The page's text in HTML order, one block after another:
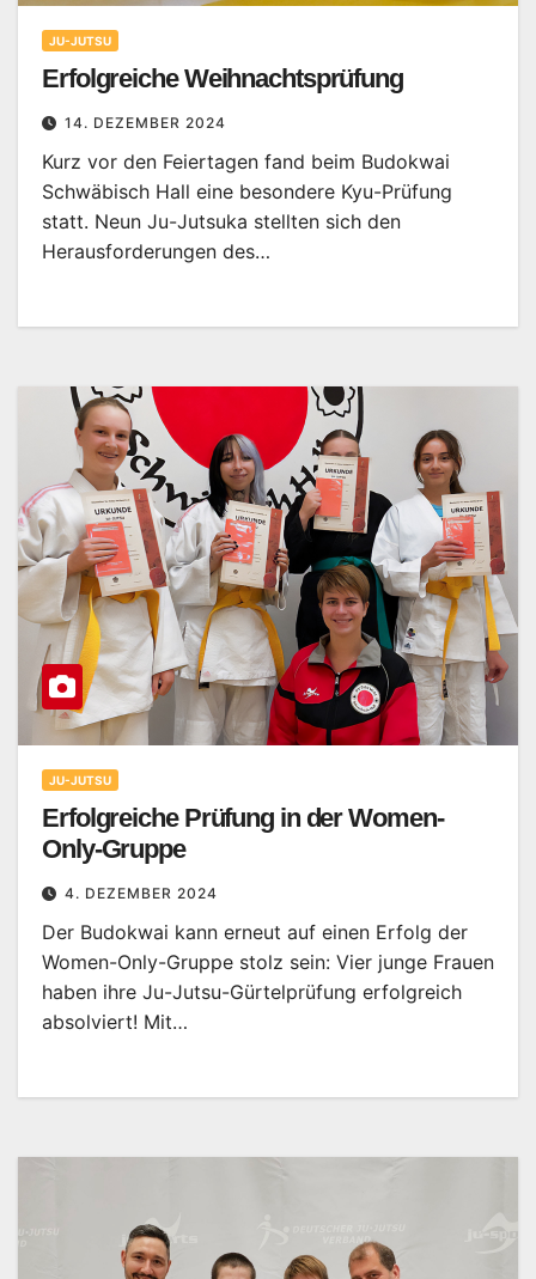
JU-JUTSU
Erfolgreiche Weihnachtsprüfung
14. DEZEMBER 2024
Kurz vor den Feiertagen fand beim Budokwai
Schwäbisch Hall eine besondere Kyu-Prüfung
statt. Neun Ju-Jutsuka stellten sich den
Herausforderungen des…
JU-JUTSU
Erfolgreiche Prüfung in der Women-
Only-Gruppe
4. DEZEMBER 2024
Der Budokwai kann erneut auf einen Erfolg der
Women-Only-Gruppe stolz sein: Vier junge Frauen
haben ihre Ju-Jutsu-Gürtelprüfung erfolgreich
absolviert! Mit…